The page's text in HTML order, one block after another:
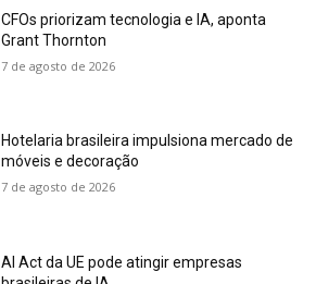
CFOs priorizam tecnologia e IA, aponta
Grant Thornton
7 de agosto de 2026
Hotelaria brasileira impulsiona mercado de
móveis e decoração
7 de agosto de 2026
AI Act da UE pode atingir empresas